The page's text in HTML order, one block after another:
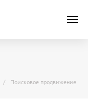
Поисковое продвижение